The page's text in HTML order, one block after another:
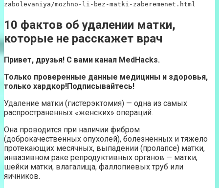
zabolevaniya/mozhno-li-bez-matki-zaberemenet.html
10 фактов об удалении матки,
которые не расскажет врач
Привет, друзья! С вами канал MedHacks.
Только проверенные данные медицины и здоровья,
только хардкор!Подписывайтесь!
Удаление матки (гистерэктомия) — одна из самых
распространенных «женских» операций.
Она проводится при наличии фибром
(доброкачественных опухолей), болезненных и тяжело
протекающих месячных, выпадении (пролапсе) матки,
инвазивном раке репродуктивных органов — матки,
шейки матки, влагалища, фаллопиевых труб или
яичников.